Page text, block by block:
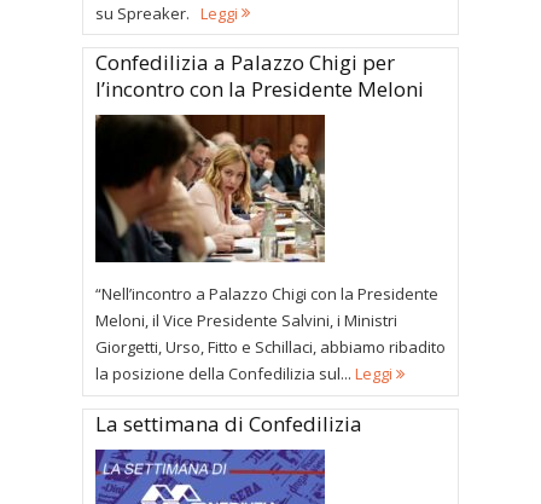
su Spreaker. Leggi
Confedilizia a Palazzo Chigi per
l’incontro con la Presidente Meloni
“Nell’incontro a Palazzo Chigi con la Presidente
Meloni, il Vice Presidente Salvini, i Ministri
Giorgetti, Urso, Fitto e Schillaci, abbiamo ribadito
la posizione della Confedilizia sul... Leggi
La settimana di Confedilizia